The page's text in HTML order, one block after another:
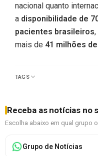
nacional quanto
a disponibilidade de
pacientes brasileiros
mais de 41 milhões
TAGS
Receba as notícias no
Escolha abaixo em qual grupo
Grupo de Notícias